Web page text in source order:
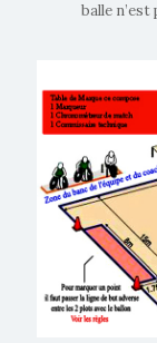
balle n’est